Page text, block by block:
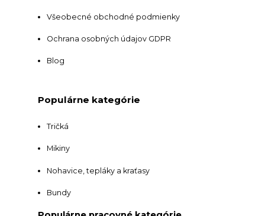
Všeobecné obchodné podmienky
Ochrana osobných údajov GDPR
Blog
Populárne kategórie
Tričká
Mikiny
Nohavice, tepláky a kraťasy
Bundy